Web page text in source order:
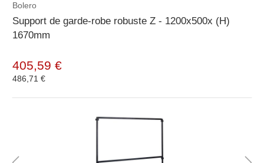
Bolero
Support de garde-robe robuste Z - 1200x500x (H)
1670mm
405,59 €
486,71 €